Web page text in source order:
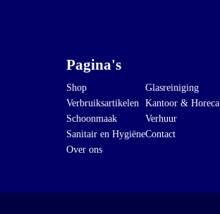
Pagina's
Shop
Verbruiksartikelen
Schoonmaak
Sanitair en Hygiëne
Over ons
Glasreiniging
Kantoor & Horeca
Verhuur
Contact